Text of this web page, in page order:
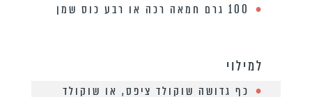
100 גרם חמאה רכה או רבע כוס שמן
למילוי
כף גדושה שוקולד ציפס, או שוקולד